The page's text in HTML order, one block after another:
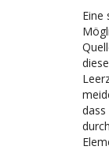
Eine
dass